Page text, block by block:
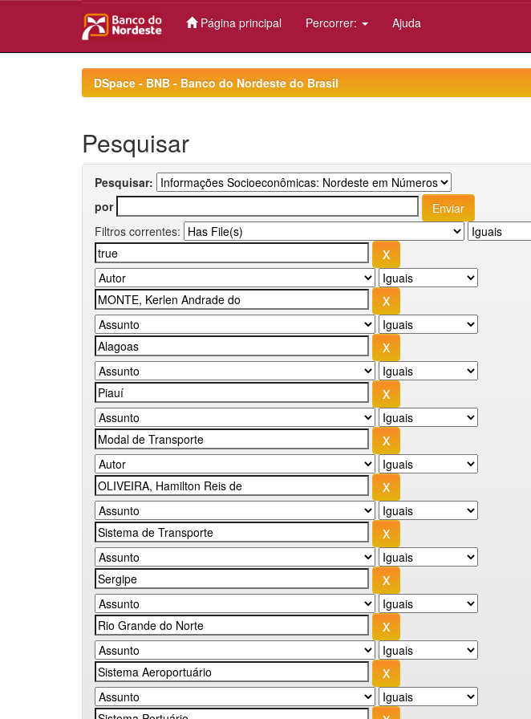
Página principal Percorrer: Ajuda
DSpace - BNB - Banco do Nordeste do Brasil
Pesquisar
Pesquisar:
por
Filtros correntes: